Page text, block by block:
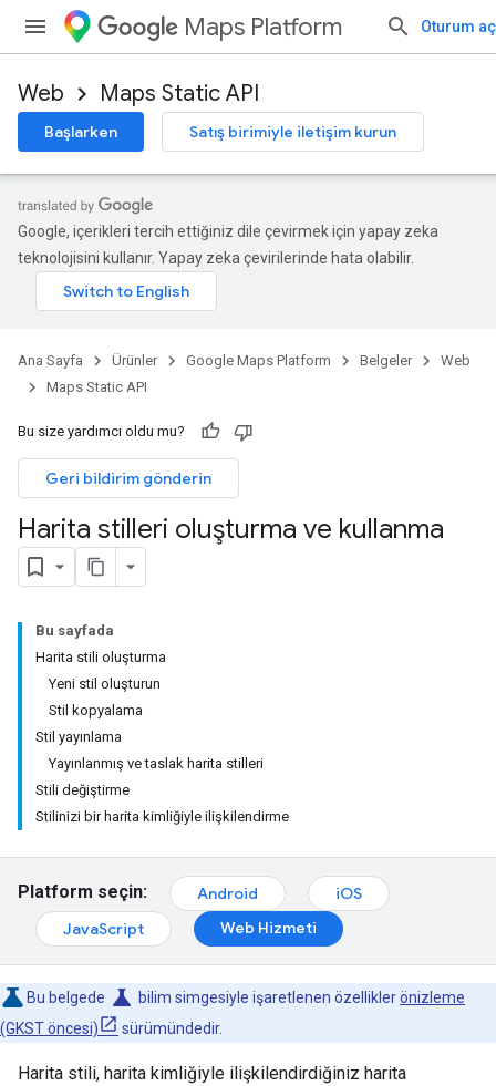
Maps Platform Oturum aç
Web Maps Static API
Başlarken Satış birimiyle iletişim kurun
Google, içerikleri tercih ettiğiniz dile çevirmek için yapay zeka
teknolojisini kullanır. Yapay zeka çevirilerinde hata olabilir.
Ana Sayfa Ürünler Google Maps Platform Belgeler
Web
Maps Static API
Bu size yardımcı oldu mu?
Geri bildirim gönderin
Harita stilleri oluşturma ve kullanma
Bu sayfada
Harita stili oluşturma
Yeni stil oluşturun
Stil kopyalama
Stil yayınlama
Yayınlanmış ve taslak harita stilleri
Stili değiştirme
Stilinizi bir harita kimliğiyle ilişkilendirme
Platform seçin: Android
iOS
JavaScript
Web Hizmeti
Bu belgede science bilim simgesiyle işaretlenen özelliklerönizleme
(GKST öncesi)
sürümündedir.
Harita stili, harita kimliğiyle ilişkilendirdiğiniz harita